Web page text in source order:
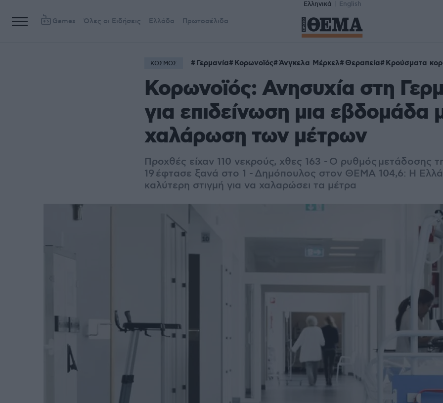
Ελληνικά English
Games Όλες οι Ειδήσεις Ελλάδα Πρωτοσέλιδα
ΚΟΣΜΟΣ Γερμανία Κορωνοϊός Άνγκελα Μέρκελ Θεραπεία Κρούσματα
Κορωνοϊός: Ανησυχία στη
για επιδείνωση μια εβδομάδα
χαλάρωση των μέτρων
Προχθές είχαν 110 νεκρούς, χθες 163 - Ο ρυθμός μετάδοσης
19 έφτασε ξανά στο 1 - Δημόπουλος στον ΘΕΜΑ 104,6: Η
καλύτερη στιγμή για να χαλαρώσει τα μέτρα